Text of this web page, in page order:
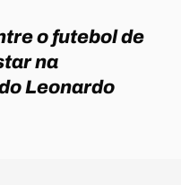
o futebol de
na
Leonardo